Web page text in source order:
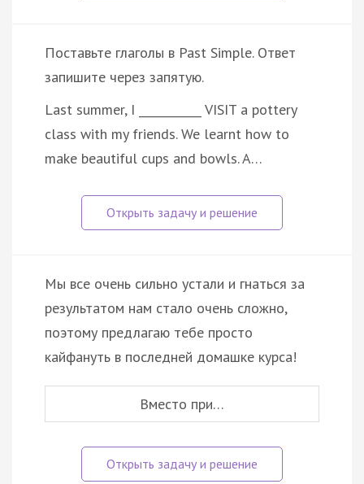
Поставьте глаголы в Past Simple. Ответ
запишите через запятую.
Last summer, I ___________ VISIT a pottery
class with my friends. We learnt how to
make beautiful cups and bowls. A…
Мы все очень сильно устали и гнаться за
результатом нам стало очень сложно,
поэтому предлагаю тебе просто
кайфануть в последней домашке курса!
Вместо при…